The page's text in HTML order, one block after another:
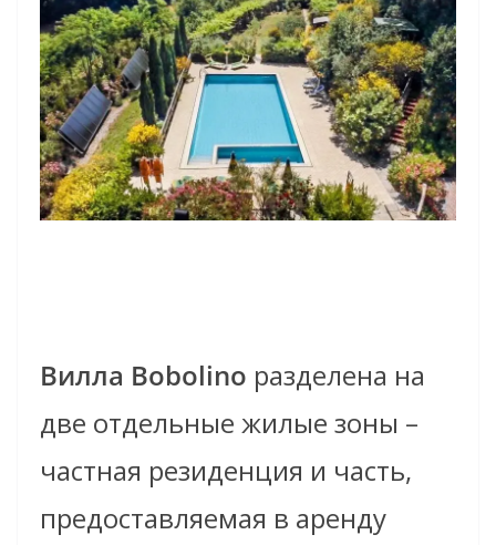
Вилла Bobolino разделена на
две отдельные жилые зоны –
частная резиденция и часть,
предоставляемая в аренду